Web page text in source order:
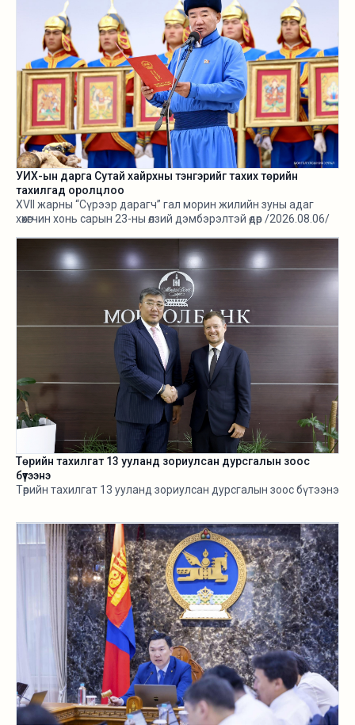
УИХ-ын дарга Сутай хайрхны тэнгэрийг тахих төрийн
тахилгад оролцлоо
XVII жарны “Сүрээр дарагч” гал морин жилийн зуны адаг
хөхөгчин хонь сарын 23-ны өлзий дэмбэрэлтэй өдөр /2026.08.06/
Төрийн тахилгат 13 ууланд зориулсан дурсгалын зоос
бүтээнэ
Төрийн тахилгат 13 ууланд зориулсан дурсгалын зоос бүтээнэ